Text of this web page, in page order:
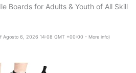
Boards for Adults & Youth of All Skill
Agosto 6, 2026 14:08 GMT +00:00 - More info)